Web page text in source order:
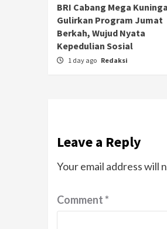
BRI Cabang Mega
Gulirkan Program Jumat
Berkah, Wujud Nyata
Kepedulian Sosial
1 day ago Redaksi
Leave a Reply
Your email address will
Comment*